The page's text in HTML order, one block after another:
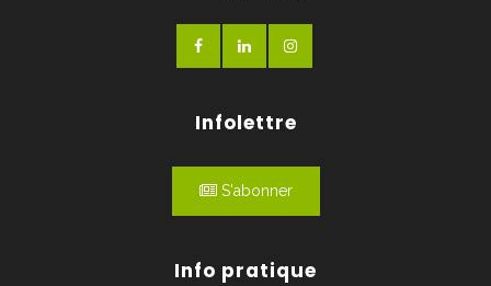
Infolettre
S'abonner
Info pratique